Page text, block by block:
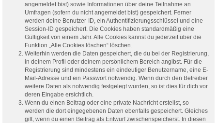
angemeldet bist) sowie Informationen über deine Teilnahme an
Umfragen (sofern du nicht angemeldet bist) gespeichert. Ferner
werden deine Benutzer-ID, ein Authentifizierungsschlüssel und eine
Session-ID gespeichert. Die Cookies haben standardmäßig eine
Gültigkeit von einem Jahr. Alle Cookies kannst du jederzeit über die
Funktion „Alle Cookies löschen“ löschen.
Weiterhin werden die Daten gespeichert, die du bei der Registrierung,
in deinem Profil oder deinem persönlichem Bereich angibst. Für die
Registrierung sind mindestens ein eindeutiger Benutzername, eine E-
Mail-Adresse und ein Passwort notwendig. Wenn durch den Betreiber
weitere Daten als notwendig festgelegt wurden, so ist dies für dich vor
deren Eingabe ersichtlich.
Wenn du einen Beitrag oder eine private Nachricht erstellst, so
werden die dort eingegebenen Daten ebenfalls gespeichert. Gleiches
gilt, wenn du einen Beitrag als Entwurf zwischenspeicherst. In diesen